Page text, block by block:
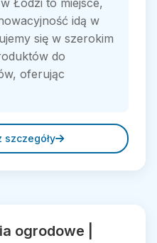
Łodzi to miejsce,
idą w
się w szerokim
do
oferując
szczegóły
ogrodowe |